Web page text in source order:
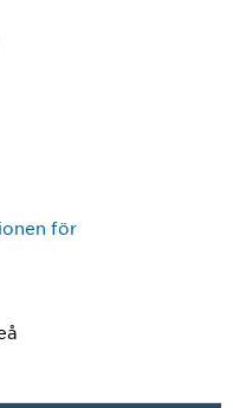
för